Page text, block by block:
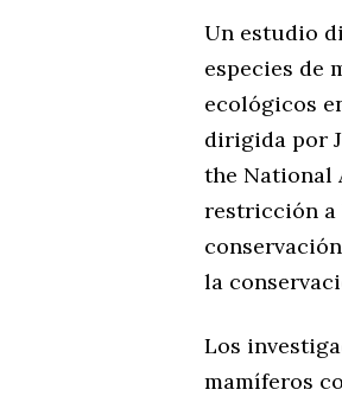
Un estudio
especies de
ecológicos
dirigida por
the National
restricción a
la
Los
mamíferos